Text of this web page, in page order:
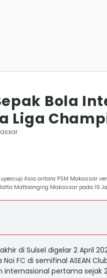
Bola
Liga
Asia antara PSM Makassar
Mattoanging Makassar pada 19
di Sulsel digelar 2 April
FC di semifinal ASEAN
pertama sejak